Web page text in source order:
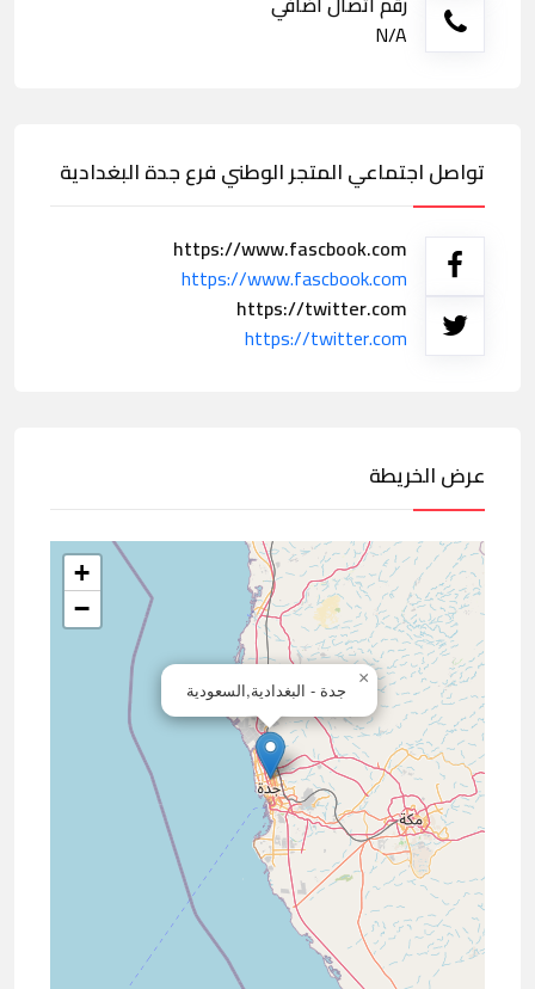
N/A
تواصل اجتماعي المتجر الوطني فرع جدة البغدادية
https://www.fascbook.com
https://www.fascbook.com
https://twitter.com
https://twitter.com
عرض الخريطة
جدة - البغدادية,السعودية
×
+
−